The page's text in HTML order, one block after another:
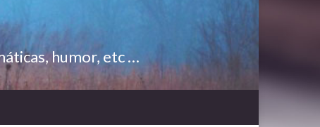
humor, etc …